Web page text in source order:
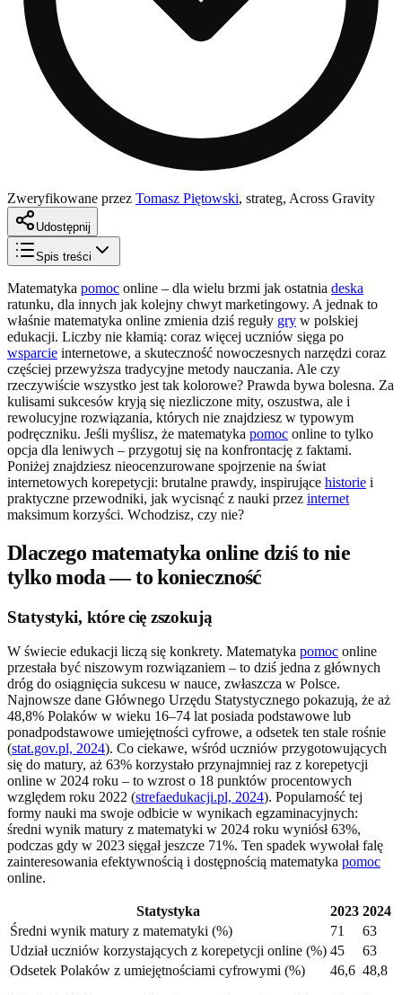
Zweryfikowane przez Tomasz Piętowski, strateg, Across Gravity
Udostępnij
Spis treści
Matematyka pomoc online – dla wielu brzmi jak ostatnia deska
ratunku, dla innych jak kolejny chwyt marketingowy. A jednak to
właśnie matematyka online zmienia dziś reguły gry w polskiej
edukacji. Liczby nie kłamią: coraz więcej uczniów sięga po
wsparcie internetowe, a skuteczność nowoczesnych narzędzi coraz
częściej przewyższa tradycyjne metody nauczania. Ale czy
rzeczywiście wszystko jest tak kolorowe? Prawda bywa bolesna. Za
kulisami sukcesów kryją się niezliczone mity, oszustwa, ale i
rewolucyjne rozwiązania, których nie znajdziesz w typowym
podręczniku. Jeśli myślisz, że matematyka pomoc online to tylko
opcja dla leniwych – przygotuj się na konfrontację z faktami.
Poniżej znajdziesz nieocenzurowane spojrzenie na świat
internetowych korepetycji: brutalne prawdy, inspirujące historie i
praktyczne przewodniki, jak wycisnąć z nauki przez internet
maksimum korzyści. Wchodzisz, czy nie?
Dlaczego matematyka online dziś to nie
tylko moda — to konieczność
Statystyki, które cię zszokują
W świecie edukacji liczą się konkrety. Matematyka pomoc online
przestała być niszowym rozwiązaniem – to dziś jedna z głównych
dróg do osiągnięcia sukcesu w nauce, zwłaszcza w Polsce.
Najnowsze dane Głównego Urzędu Statystycznego pokazują, że aż
48,8% Polaków w wieku 16–74 lat posiada podstawowe lub
ponadpodstawowe umiejętności cyfrowe, a odsetek ten stale rośnie
(stat.gov.pl, 2024). Co ciekawe, wśród uczniów przygotowujących
się do matury, aż 63% korzystało przynajmniej raz z korepetycji
online w 2024 roku – to wzrost o 18 punktów procentowych
względem roku 2022 (strefaedukacji.pl, 2024). Popularność tej
formy nauki ma swoje odbicie w wynikach egzaminacyjnych:
średni wynik matury z matematyki w 2024 roku wyniósł 63%,
podczas gdy w 2023 sięgał jeszcze 71%. Ten spadek wywołał falę
zainteresowania efektywnością i dostępnością matematyka pomoc
online.
Statystyka 2023 2024
Średni wynik matury z matematyki (%)
71
63
Udział uczniów korzystających z korepetycji online (%) 45
63
Odsetek Polaków z umiejętnościami cyfrowymi (%)
46,6 48,8